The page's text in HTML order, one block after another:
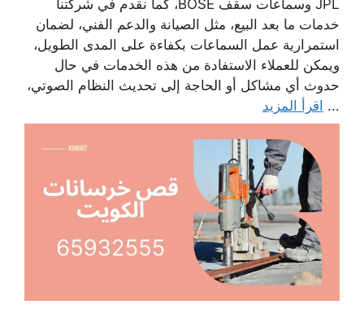
JPL وسماعات سقف BOSE، كما نقدم في شركتنا
خدمات ما بعد البيع، مثل الصيانة والدعم الفني، لضمان
استمرارية عمل السماعات بكفاءة على المدى الطويل،
ويمكن للعملاء الاستفادة من هذه الخدمات في حال
حدوث أي مشاكل أو الحاجة إلى تحديث النظام الصوتي،
... اقرأ المزيد